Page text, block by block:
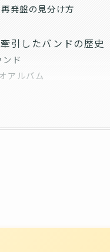
発盤の見分け方
引したバンドの歴史
ド
アルバム